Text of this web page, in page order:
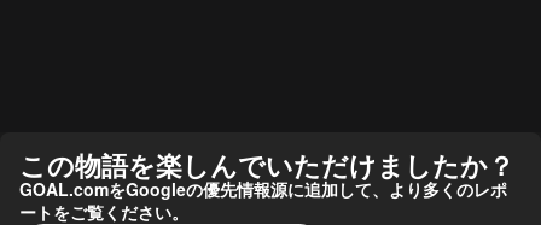
この物語を楽しんでいただけましたか？
GOAL.comをGoogleの優先情報源に追加して、より多くのレポ
ートをご覧ください。